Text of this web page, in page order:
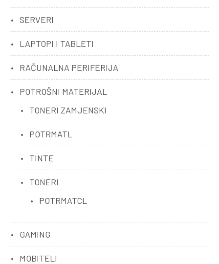
SERVERI
LAPTOPI I TABLETI
RAČUNALNA PERIFERIJA
POTROŠNI MATERIJAL
TONERI ZAMJENSKI
POTRMATL
TINTE
TONERI
POTRMATCL
GAMING
MOBITELI